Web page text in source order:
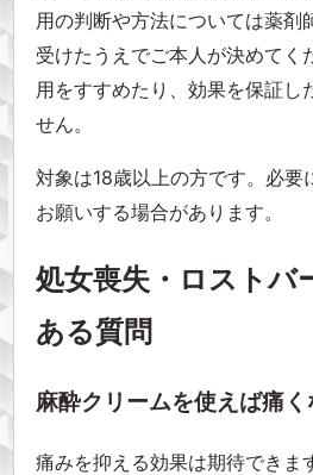
用の判断や方法については薬剤
受けたうえでご本人が決めてく
用をすすめたり、効果を保証し
せん。
対象は18歳以上の方です。必要
お願いする場合があります。
処女喪失・ロストバ
ある質問
麻酔クリームを使えば痛く
痛みを抑える効果は期待できま